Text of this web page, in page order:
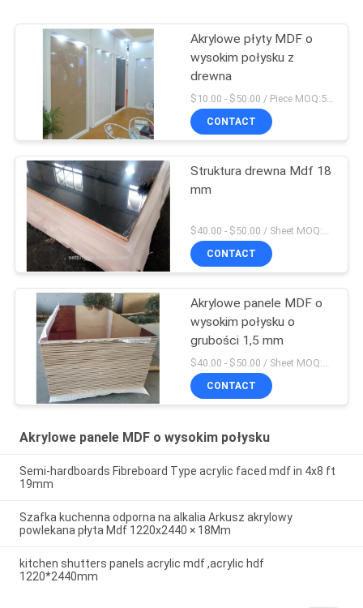
Akrylowe płyty MDF o
wysokim połysku z
drewna
$10.00 - $50.00 / Piece MOQ:50 sztuk / sztuk
CONTACT
Struktura drewna Mdf 18
mm
CONTACT
Akrylowe panele MDF o
wysokim połysku o
grubości 1,5 mm
CONTACT
Akrylowe panele MDF o wysokim połysku
Semi-hardboards Fibreboard Type acrylic faced mdf in 4x8 ft
19mm
Szafka kuchenna odporna na alkalia Arkusz akrylowy
powlekana płyta Mdf 1220x2440 × 18Mm
kitchen shutters panels acrylic mdf ,acrylic hdf
1220*2440mm